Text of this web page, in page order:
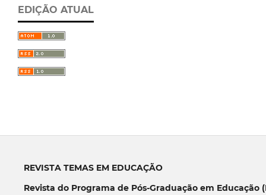
EDIÇÃO ATUAL
REVISTA TEMAS EM EDUCAÇÃO
Revista do Programa de Pós-Graduação em Educação